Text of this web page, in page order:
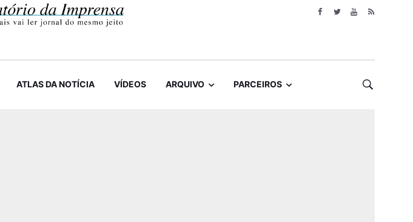
ATLAS DA NOTÍCIA VÍDEOS ARQUIVO PARCEIROS